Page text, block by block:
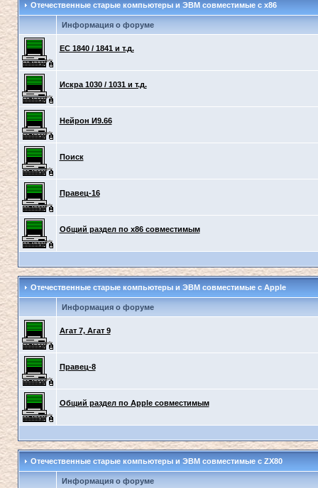
Отечественные старые компьютеры и ЭВМ совместимые с x86
Информация о форуме
ЕС 1840 / 1841 и т.д.
Искра 1030 / 1031 и т.д.
Нейрон И9.66
Поиск
Правец-16
Общий раздел по x86 совместимым
Отечественные старые компьютеры и ЭВМ совместимые с Apple
Информация о форуме
Агат 7, Агат 9
Правец-8
Общий раздел по Apple совместимым
Отечественные старые компьютеры и ЭВМ совместимые с ZX80
Информация о форуме